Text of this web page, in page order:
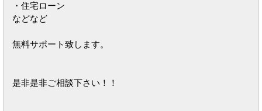
・住宅ローン
などなど
無料サポート致します。
是非是非ご相談下さい！！